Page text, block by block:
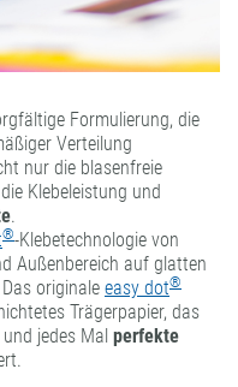
Formulierung, die
Verteilung
nur die blasenfreie
Klebeleistung und
.
®-Klebetechnologie von
Außenbereich auf glatten
originale easy dot®
Trägerpapier, das
jedes Mal perfekte